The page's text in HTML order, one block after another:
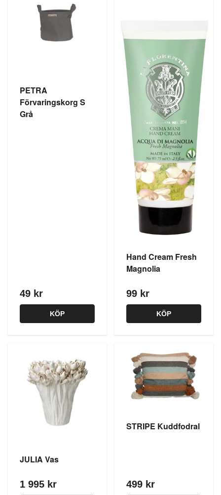
PETRA
Förvaringskorg S
Grå
49 kr
KÖP
Hand Cream Fresh
Magnolia
99 kr
KÖP
JULIA Vas
1 995 kr
STRIPE Kuddfodral
499 kr